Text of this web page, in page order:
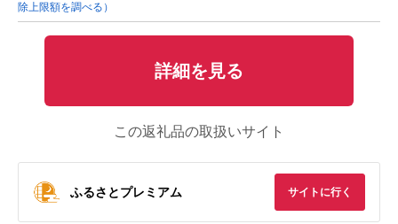
除上限額を調べる）
詳細を見る
この返礼品の取扱いサイト
ふるさとプレミアム サイトに行く